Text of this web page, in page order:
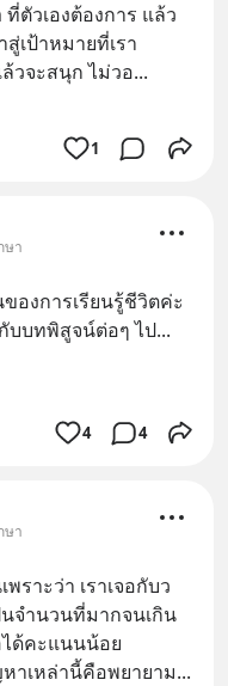
ตัวเองต้องการ แล้ว
เป้าหมายที่เรา
วจะสนุก ไม่วอ...
1
ษา
องการเรียนรู้ชีวิตค่ะ
กับบทพิสูจน์ต่อๆ ไป
4 4
ษา
ราะว่า เราเจอกับว
จำนวนที่มากจนเกิน
ได้คะแนนน้อย
าเหล่านี้คือพยายาม